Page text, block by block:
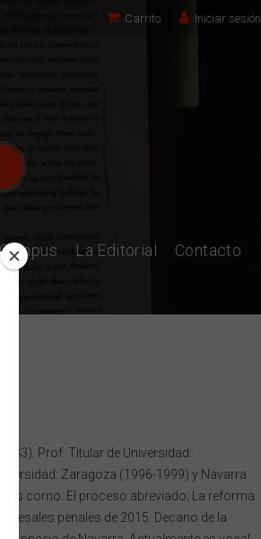
Carrito Iniciar sesión
La Editorial Contacto
Prof. Titular de Universidad:
Zaragoza (1996-1999) y Navarra
como: El proceso abreviado; La reforma
penales de 2015. Decano de la